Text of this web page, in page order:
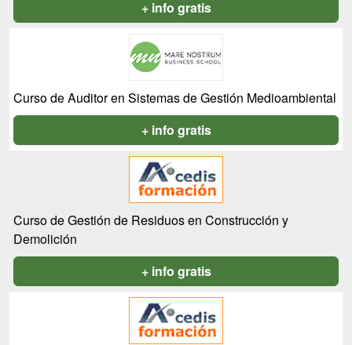
+ info gratis
Curso de Auditor en Sistemas de Gestión Medioambiental
+ info gratis
Curso de Gestión de Residuos en Construcción y
Demolición
+ info gratis